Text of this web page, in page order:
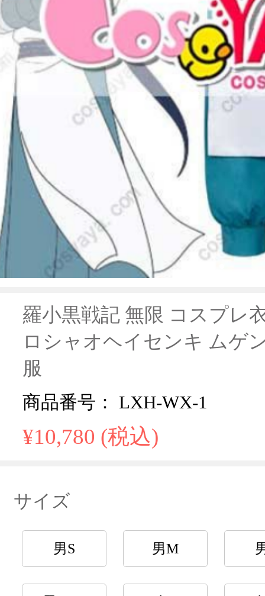
羅小黒戦記 無限 コスプレ
ロシャオヘイセンキ ムゲ
服
商品番号： LXH-WX-1
¥10,780 (税込)
サイズ
男S 男M